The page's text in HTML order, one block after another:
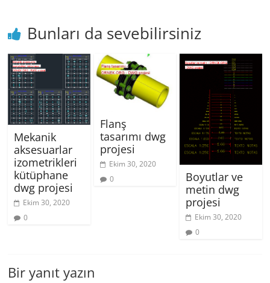
Bunları da sevebilirsiniz
Mekanik
aksesuarlar
izometrikleri
kütüphane
dwg projesi
Ekim 30, 2020
0
Flanş
tasarımı dwg
projesi
Ekim 30, 2020
0
Boyutlar ve
metin dwg
projesi
Ekim 30, 2020
0
Bir yanıt yazın